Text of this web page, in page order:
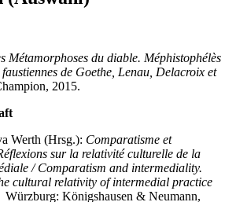
Métamorphoses du diable. Méphistophélès
de Goethe, Lenau, Delacroix et
2015.
Werth (Hrsg.): Comparatisme et
sur la relativité culturelle de la
/ Comparatism and intermediality.
cultural relativity of intermedial practice
Würzburg: Königshausen & Neumann,